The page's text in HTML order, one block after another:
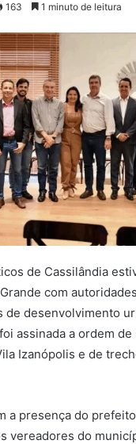
163 1 minuto de leitura
de Cassilândia
com
de desenvolvimento
assinada a ordem
Izanópolis e de
a presença do
vereadores do